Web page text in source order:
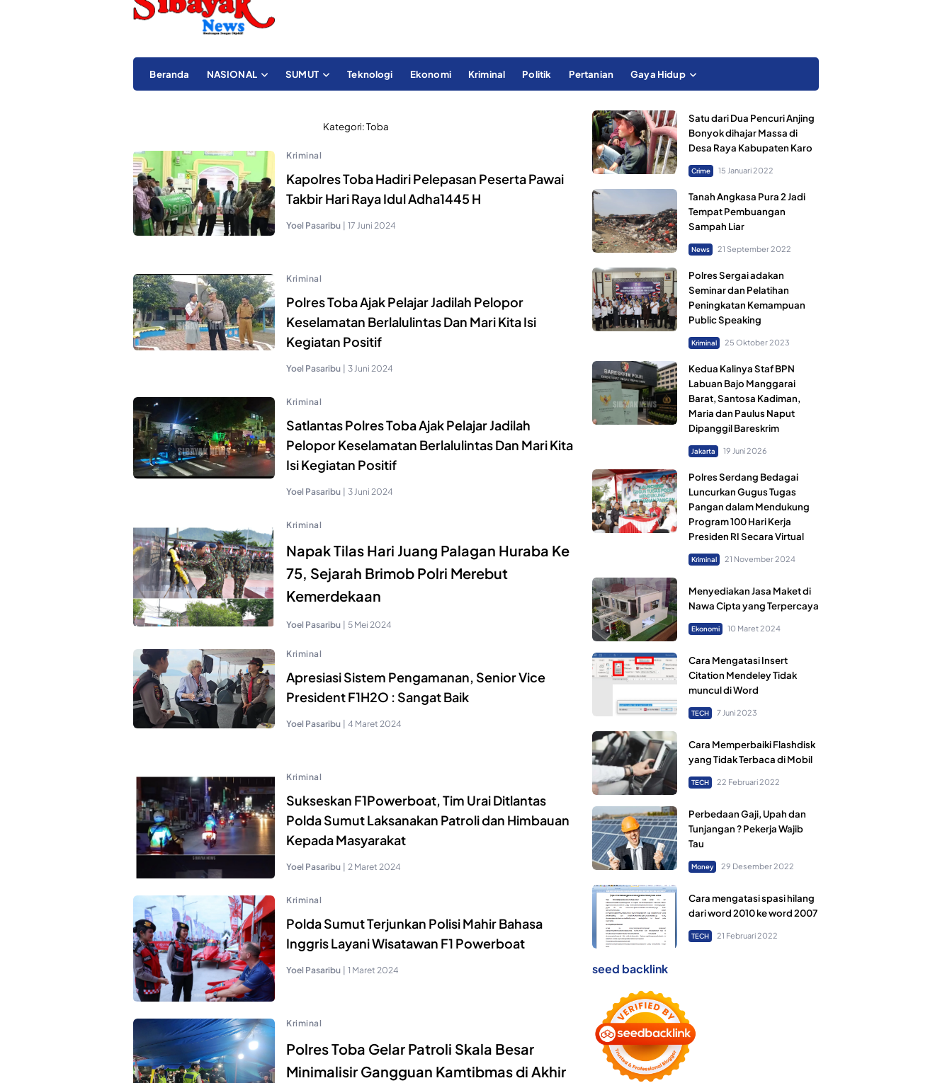
Beranda NASIONAL SUMUT Teknologi Ekonomi Kriminal Politik Pertanian Gaya Hidup
Kategori:Toba
Kriminal
Kapolres Toba Hadiri Pelepasan Peserta Pawai
Takbir Hari Raya Idul Adha1445 H
Yoel Pasaribu 17 Juni 2024
Kriminal
Polres Toba Ajak Pelajar Jadilah Pelopor
Keselamatan Berlalulintas Dan Mari Kita Isi
Kegiatan Positif
Yoel Pasaribu 3 Juni 2024
Kriminal
Satlantas Polres Toba Ajak Pelajar Jadilah
Pelopor Keselamatan Berlalulintas Dan Mari Kita
Isi Kegiatan Positif
Yoel Pasaribu 3 Juni 2024
Kriminal
Napak Tilas Hari Juang Palagan Huraba Ke
75, Sejarah Brimob Polri Merebut
Kemerdekaan
Yoel Pasaribu 5 Mei 2024
Kriminal
Apresiasi Sistem Pengamanan, Senior Vice
President F1H2O : Sangat Baik
Yoel Pasaribu 4 Maret 2024
Kriminal
Sukseskan F1Powerboat, Tim Urai Ditlantas
Polda Sumut Laksanakan Patroli dan Himbauan
Kepada Masyarakat
Yoel Pasaribu 2 Maret 2024
Kriminal
Polda Sumut Terjunkan Polisi Mahir Bahasa
Inggris Layani Wisatawan F1 Powerboat
Yoel Pasaribu 1 Maret 2024
Kriminal
Polres Toba Gelar Patroli Skala Besar
Minimalisir Gangguan Kamtibmas di Akhir
Satu dari Dua Pencuri Anjing
Bonyok dihajar Massa di
Desa Raya Kabupaten Karo
Crime 15 Januari 2022
Tanah Angkasa Pura 2 Jadi
Tempat Pembuangan
Sampah Liar
News 21 September 2022
Polres Sergai adakan
Seminar dan Pelatihan
Peningkatan Kemampuan
Public Speaking
Kriminal 25 Oktober 2023
Kedua Kalinya Staf BPN
Labuan Bajo Manggarai
Barat, Santosa Kadiman,
Maria dan Paulus Naput
Dipanggil Bareskrim
Jakarta 19 Juni 2026
Polres Serdang Bedagai
Luncurkan Gugus Tugas
Pangan dalam Mendukung
Program 100 Hari Kerja
Presiden RI Secara Virtual
Kriminal 21 November 2024
Menyediakan Jasa Maket di
Nawa Cipta yang Terpercaya
Ekonomi 10 Maret 2024
Cara Mengatasi Insert
Citation Mendeley Tidak
muncul di Word
TECH 7 Juni 2023
Cara Memperbaiki Flashdisk
yang Tidak Terbaca di Mobil
TECH 22 Februari 2022
Perbedaan Gaji, Upah dan
Tunjangan ? Pekerja Wajib
Tau
Money 29 Desember 2022
Cara mengatasi spasi hilang
dari word 2010 ke word 2007
TECH 21 Februari 2022
seed backlink